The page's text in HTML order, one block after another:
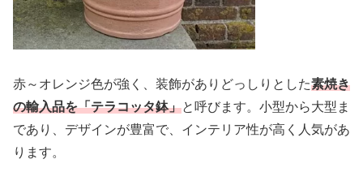
赤～オレンジ色が強く、装飾がありどっしりとした素焼き
の輸入品を「テラコッタ鉢」と呼びます。小型から大型ま
であり、デザインが豊富で、インテリア性が高く人気があ
ります。